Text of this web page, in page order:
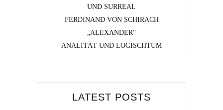
UND SURREAL
FERDINAND VON SCHIRACH
„ALEXANDER“
ANALITÄT UND LOGISCHTUM
LATEST POSTS